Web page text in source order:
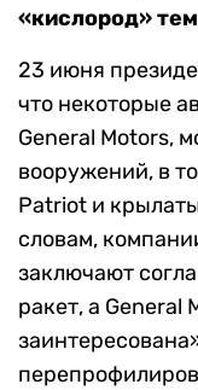
«кислород»
23 июня
что некоторые
General Motors,
вооружений, в
Patriot и
словам,
заключают
ракет, а General